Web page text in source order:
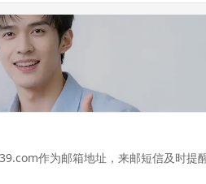
作为邮箱地址，来邮短信及时提